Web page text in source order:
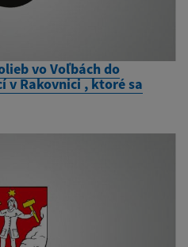
vo Voľbách do
v Rakovnici , ktoré sa